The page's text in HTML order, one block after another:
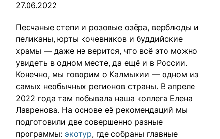
Журнал RussiaDiscovery
Пишем о России, чтобы родная земля
перестала быть Terra Incognita.
Авторы Скоро
Сотрудничаем с мастерами слова,
влюбленными в путешествия.
27.06.2022
Песчаные степи и розовые озёра, верблюды и
пеликаны, юрты кочевников и буддийские
храмы — даже не верится, что всё это можно
увидеть в одном месте, да ещё и в России.
Конечно, мы говорим о Калмыкии — одном из
самых необычных регионов страны. В апреле
2022 года там побывала наша коллега Елена
Лавренова. На основе её рекомендаций мы
подготовили две совершенно разные
программы: экотур, где собраны главные